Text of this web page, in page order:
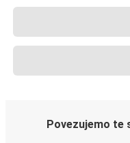
Povezujemo te